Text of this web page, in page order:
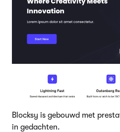
Blocksy is gebouwd met
in gedachten.